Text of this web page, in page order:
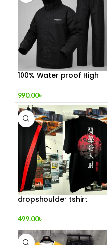
100% Water proof High
990.00৳
dropshoulder tshirt
499.00৳